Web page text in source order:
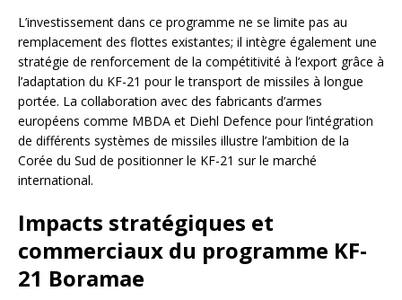
L’investissement dans ce programme ne se limite pas au
remplacement des flottes existantes; il intègre également une
stratégie de renforcement de la compétitivité à l’export grâce à
l’adaptation du KF-21 pour le transport de missiles à longue
portée. La collaboration avec des fabricants d’armes
européens comme MBDA et Diehl Defence pour l’intégration
de différents systèmes de missiles illustre l’ambition de la
Corée du Sud de positionner le KF-21 sur le marché
international.
Impacts stratégiques et
commerciaux du programme KF-
21 Boramae